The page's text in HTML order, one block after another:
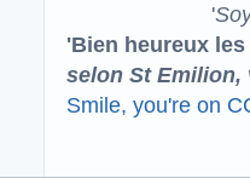
'
'Bien heureux
selon St Emilion,
Smile, you're on